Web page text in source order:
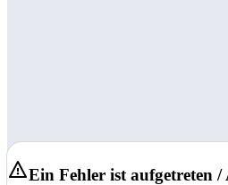
Ein Fehler ist aufgetreten